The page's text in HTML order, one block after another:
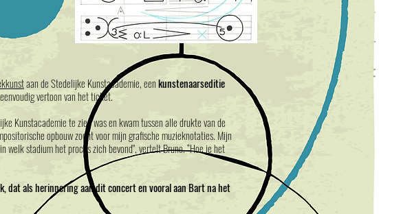
aan de Stedelijke Kunstacademie, eenkunstenaarseditie
vertoon van het ticket.
Kunstacademie te zien was en kwam tussen alle drukte van de
opbouw zocht voor mijn grafische muzieknotaties. Mijn
welk stadium het proces zich bevond", vertelt Bruno. “Hoe je het
dat als herinnering aan dit concert en vooral aan Bart na het